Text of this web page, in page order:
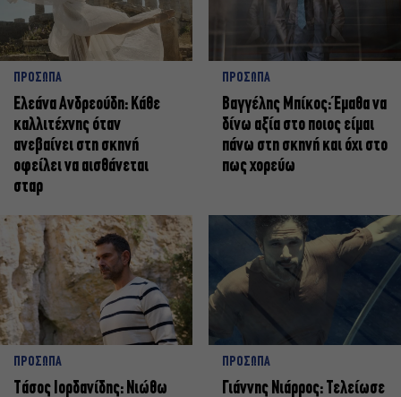
ΠΡΟΣΩΠΑ
Ελεάνα Ανδρεούδη: Κάθε
καλλιτέχνης όταν
ανεβαίνει στη σκηνή
οφείλει να αισθάνεται
σταρ
ΠΡΟΣΩΠΑ
Βαγγέλης Μπίκος: Έμαθα να
δίνω αξία στο ποιος είμαι
πάνω στη σκηνή και όχι στο
πως χορεύω
ΠΡΟΣΩΠΑ
Tάσος Ιορδανίδης: Νιώθω
ΠΡΟΣΩΠΑ
Γιάννης Νιάρρος: Τελείωσε